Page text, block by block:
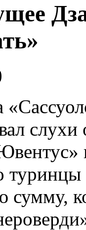
сумму,